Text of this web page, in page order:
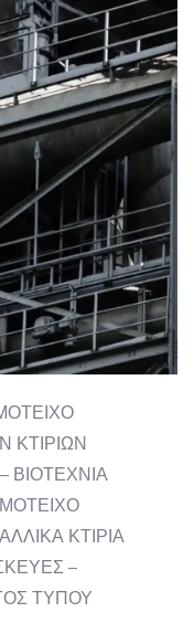
ΚΤΙΡΙΩΝ
ΒΙΟΤΕΧΝΙΑ
ΚΤΙΡΙΑ
–
ΤΥΠΟΥ